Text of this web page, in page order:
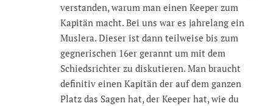
verstanden, warum man einen Keeper zum
Kapitän macht. Bei uns war es jahrelang ein
Muslera. Dieser ist dann teilweise bis zum
gegnerischen 16er gerannt um mit dem
Schiedsrichter zu diskutieren. Man braucht
definitiv einen Kapitän der auf dem ganzen
Platz das Sagen hat, der Keeper hat, wie du